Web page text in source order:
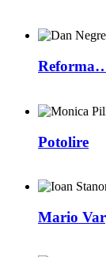
Potolire
Mario